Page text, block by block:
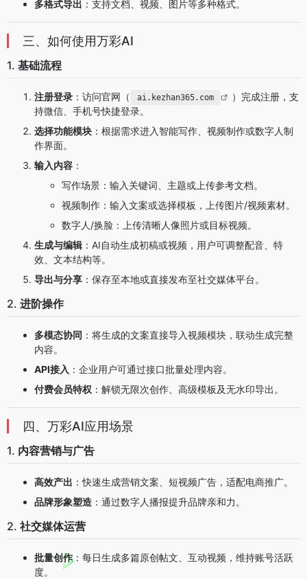
多格式导出 ：支持文档、视频、图片等多种格式。
三、如何使用万彩AI
1. 基础流程
注册登录 ：访问官网（ ai.kezhan365.com
）完成注册，支
持微信、手机号快捷登录。
选择功能模块 ：根据需求进入智能写作、视频制作或数字人制
作界面。
输入内容 ：
写作场景：输入关键词、主题或上传参考文档。
视频制作：输入文案或选择模板，上传图片/视频素材。
数字人/换脸：上传清晰人像照片或目标视频。
生成与编辑 ：AI自动生成初稿或视频，用户可调整配音、特
效、文本结构等。
导出与分享 ：保存至本地或直接发布至社交媒体平台。
2. 进阶操作
多模态协同 ：将生成的文案直接导入视频模块，联动生成完整
内容。
API接入 ：企业用户可通过接口批量处理内容。
付费会员特权 ：解锁无限次创作、高级模板及无水印导出。
四、万彩AI应用场景
1. 内容营销与广告
高效产出 ：快速生成营销文案、短视频广告，适配电商推广。
品牌形象塑造 ：通过数字人播报提升品牌亲和力。
2. 社交媒体运营
批量创作：每日生成多篇原创帖文、互动视频，维持账号活跃
度。